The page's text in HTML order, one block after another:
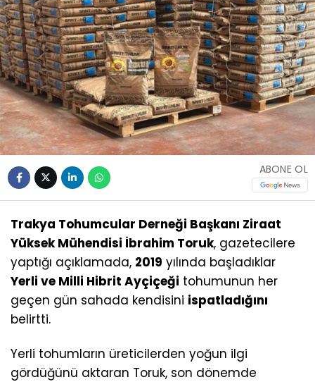
ABONE OL
Trakya Tohumcular Derneği Başkanı Ziraat
Yüksek Mühendisi İbrahim Toruk, gazetecilere
yaptığı açıklamada, 2019 yılında başladıklar
Yerli ve Milli Hibrit Ayçiçeği tohumunun her
geçen gün sahada kendisini ispatladığını
belirtti.
Yerli tohumların üreticilerden yoğun ilgi
gördüğünü aktaran Toruk, son dönemde